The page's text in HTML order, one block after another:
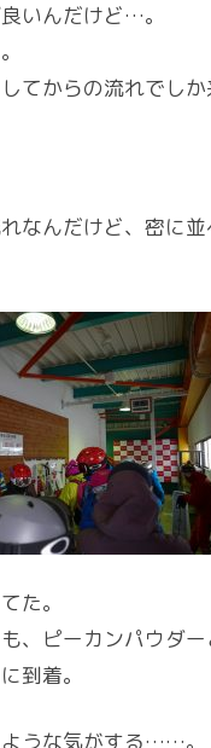
いんだけど…。
てからの流れでし
なんだけど、密に
た。
、ピーカンパウダー
到着。
うな気がする……。